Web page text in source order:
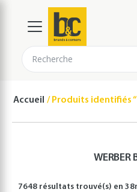
Recherche
Accueil Produits identifiés
WERBER
7648 résultats trouvé(s) en38